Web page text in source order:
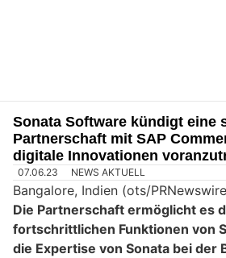
Sonata Software kündigt eine
Partnerschaft mit SAP
digitale Innovationen
07.06.23 NEWS AKTUELL
Bangalore, Indien (ots/
Die Partnerschaft ermöglicht es
fortschrittlichen Funktionen von
die Expertise von Sonata bei der